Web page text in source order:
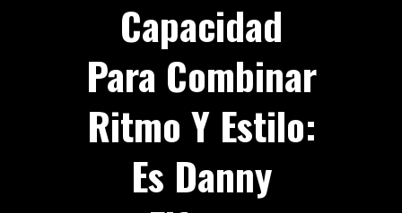
Capacidad
Para Combinar
Ritmo Y Estilo:
Es Danny